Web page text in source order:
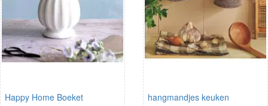
Happy Home Boeket hangmandjes keuken